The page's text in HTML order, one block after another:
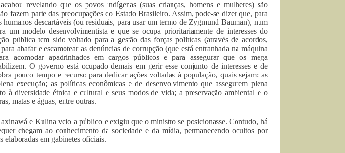
revelando que os povos indígenas (suas crianças, homens e mulheres) são
fazem parte das preocupações do Estado Brasileiro. Assim, pode-se dizer que, para
humanos descartáveis (ou residuais, para usar um termo de Zygmund Bauman), num
um modelo desenvolvimentista e que se ocupa prioritariamente de interesses do
pública tem sido voltado para a gestão das forças políticas (através de acordos,
abafar e escamotear as denúncias de corrupção (que está entranhada na máquina
acomodar apadrinhados em cargos públicos e para assegurar que os mega
O governo está ocupado demais em gerir esse conjunto de interesses e de
pouco tempo e recurso para dedicar ações voltadas à população, quais sejam: as
execução; as políticas econômicas e de desenvolvimento que assegurem plena
à diversidade étnica e cultural e seus modos de vida; a preservação ambiental e o
matas e águas, entre outras.
e Kulina veio a público e exigiu que o ministro se posicionasse. Contudo, há
chegam ao conhecimento da sociedade e da mídia, permanecendo ocultos por
elaboradas em gabinetes oficiais.